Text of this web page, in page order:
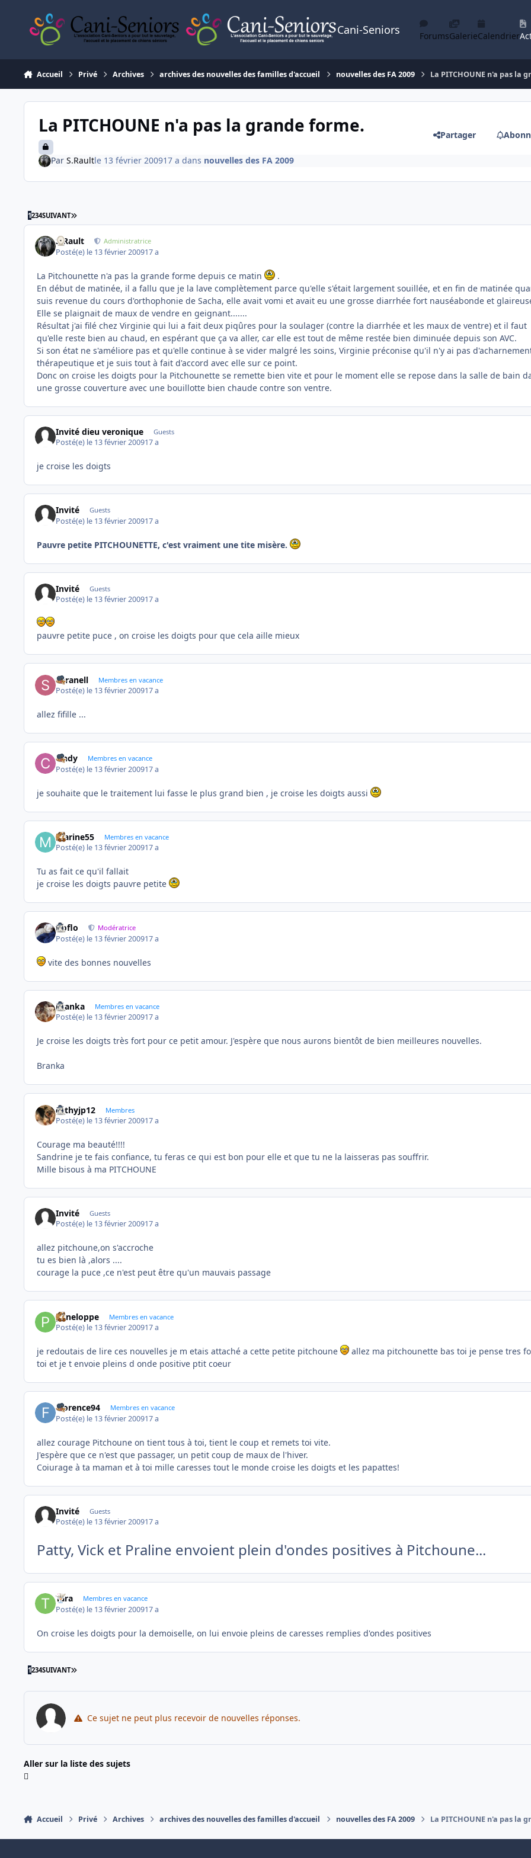
Cani-Seniors ForumsGalerieCalendrier
Accueil Privé Archives archives des nouvelles des familles d'accueil nouvelles des FA 2009 La PITCHOUNE n'a pas la
La PITCHOUNE n'a pas la grande forme. Partager
Par S.Raultle 13 février 200917 a dans nouvelles des FA 2009
1234SUIVANT DERNIÈRE PAGE
S.Rault Administratrice
Posté(e) le 13 février 200917 a
La Pitchounette n'a pas la grande forme depuis ce matin
.
En début de matinée, il a fallu que je la lave complètement parce qu'elle s'était largement souillée, et en fin de matinée
suis revenue du cours d'orthophonie de Sacha, elle avait vomi et avait eu une grosse diarrhée fort nauséabonde et
Elle se plaignait de maux de vendre en geignant.......
Résultat j'ai filé chez Virginie qui lui a fait deux piqûres pour la soulager (contre la diarrhée et les maux de ventre) et il faut
qu'elle reste bien au chaud, en espérant que ça va aller, car elle est tout de même restée bien diminuée depuis son AVC.
Si son état ne s'améliore pas et qu'elle continue à se vider malgré les soins, Virginie préconise qu'il n'y ai pas
thérapeutique et je suis tout à fait d'accord avec elle sur ce point.
Donc on croise les doigts pour la Pitchounette se remette bien vite et pour le moment elle se repose dans la salle de bain
une grosse couverture avec une bouillotte bien chaude contre son ventre.
Invité dieu veronique Guests
Posté(e) le 13 février 200917 a
je croise les doigts
Invité Guests
Posté(e) le 13 février 200917 a
Pauvre petite PITCHOUNETTE, c'est vraiment une tite misère.
Invité Guests
Posté(e) le 13 février 200917 a
pauvre petite puce , on croise les doigts pour que cela aille mieux
Saranell Membres en vacance
Posté(e) le 13 février 200917 a
allez fifille ...
cindy Membres en vacance
Posté(e) le 13 février 200917 a
je souhaite que le traitement lui fasse le plus grand bien , je croise les doigts aussi
marine55 Membres en vacance
Posté(e) le 13 février 200917 a
Tu as fait ce qu'il fallait
je croise les doigts pauvre petite
floflo Modératrice
Posté(e) le 13 février 200917 a
vite des bonnes nouvelles
branka Membres en vacance
Posté(e) le 13 février 200917 a
Je croise les doigts très fort pour ce petit amour. J'espère que nous aurons bientôt de bien meilleures nouvelles.
Branka
cathyjp12 Membres
Posté(e) le 13 février 200917 a
Courage ma beauté!!!!
Sandrine je te fais confiance, tu feras ce qui est bon pour elle et que tu ne la laisseras pas souffrir.
Mille bisous à ma PITCHOUNE
Invité Guests
Posté(e) le 13 février 200917 a
allez pitchoune,on s'accroche
tu es bien là ,alors ....
courage la puce ,ce n'est peut être qu'un mauvais passage
peneloppe Membres en vacance
Posté(e) le 13 février 200917 a
je redoutais de lire ces nouvelles je m etais attaché a cette petite pitchoune
allez ma pitchounette bas toi je pense tres
toi et je t envoie pleins d onde positive ptit coeur
Florence94 Membres en vacance
Posté(e) le 13 février 200917 a
allez courage Pitchoune on tient tous à toi, tient le coup et remets toi vite.
J'espère que ce n'est que passager, un petit coup de maux de l'hiver.
Coiurage à ta maman et à toi mille caresses tout le monde croise les doigts et les papattes!
Invité Guests
Posté(e) le 13 février 200917 a
Patty, Vick et Praline envoient plein d'ondes positives à Pitchoune...
Tara Membres en vacance
Posté(e) le 13 février 200917 a
On croise les doigts pour la demoiselle, on lui envoie pleins de caresses remplies d'ondes positives
1234SUIVANT DERNIÈRE PAGE
Ce sujet ne peut plus recevoir de nouvelles réponses.
Aller sur la liste des sujets
Accueil Privé Archives archives des nouvelles des familles d'accueil nouvelles des FA 2009 La PITCHOUNE n'a pas la